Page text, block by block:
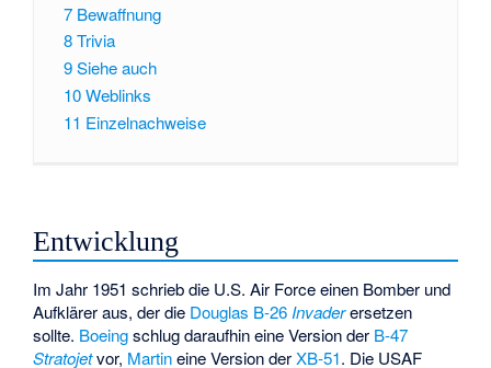
7 Bewaffnung
8Trivia
9Siehe auch
10Weblinks
11 Einzelnachweise
Entwicklung
Im Jahr 1951 schrieb die U.S. Air Force einen Bomber und
Aufklärer aus, der die Douglas B-26 Invaderersetzen
sollte. Boeingschlug daraufhin eine Version der B-47
Stratojetvor, Martineine Version derXB-51. Die USAF